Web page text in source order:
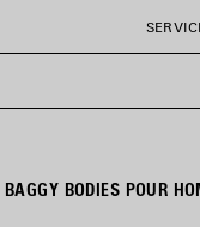
BODIES POUR